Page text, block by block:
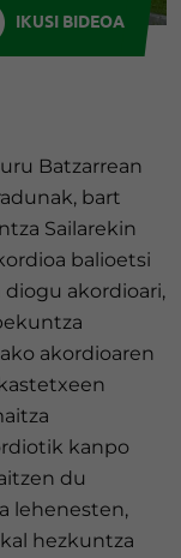
IKUSI BIDEOA
Batzarrean
bart
Sailarekin
balioetsi
diogu akordioari,
akordioaren
kanpo
du
lehenesten,
hezkuntza